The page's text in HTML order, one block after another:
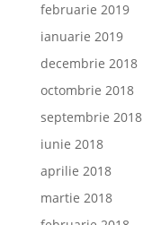
februarie 2019
ianuarie 2019
decembrie 2018
octombrie 2018
septembrie 2018
iunie 2018
aprilie 2018
martie 2018